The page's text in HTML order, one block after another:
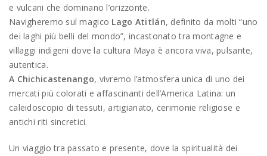
e vulcani che dominano l’orizzonte.
Navigheremo sul magico Lago Atitlán, definito da molti “uno
dei laghi più belli del mondo”, incastonato tra montagne e
villaggi indigeni dove la cultura Maya è ancora viva, pulsante,
autentica.
A Chichicastenango, vivremo l’atmosfera unica di uno dei
mercati più colorati e affascinanti dell’America Latina: un
caleidoscopio di tessuti, artigianato, cerimonie religiose e
antichi riti sincretici.
Un viaggio tra passato e presente, dove la spiritualità dei